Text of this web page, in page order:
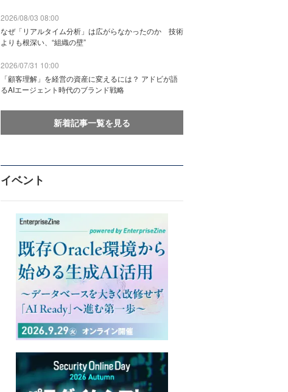
2026/08/03 08:00
なぜ「リアルタイム分析」は広がらなかったのか 技術
よりも根深い、“組織の壁”
2026/07/31 10:00
「顧客理解」を経営の資産に変えるには？ アドビが語
るAIエージェント時代のブランド戦略
新着記事一覧を見る
イベント